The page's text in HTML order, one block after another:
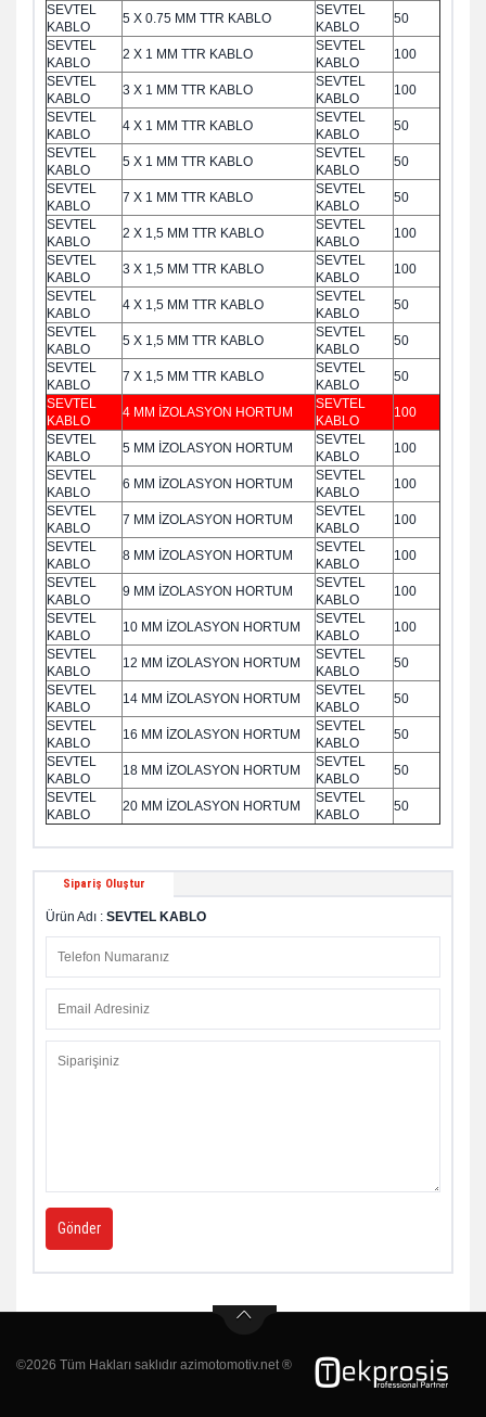
SEVTEL
KABLO
5 X 0.75 MM TTR KABLO
SEVTEL
KABLO
50
SEVTEL
KABLO
2 X 1 MM TTR KABLO
SEVTEL
KABLO
100
SEVTEL
KABLO
3 X 1 MM TTR KABLO
SEVTEL
KABLO
100
SEVTEL
KABLO
4 X 1 MM TTR KABLO
SEVTEL
KABLO
50
SEVTEL
KABLO
5 X 1 MM TTR KABLO
SEVTEL
KABLO
50
SEVTEL
KABLO
7 X 1 MM TTR KABLO
SEVTEL
KABLO
50
SEVTEL
KABLO
2 X 1,5 MM TTR KABLO
SEVTEL
KABLO
100
SEVTEL
KABLO
3 X 1,5 MM TTR KABLO
SEVTEL
KABLO
100
SEVTEL
KABLO
4 X 1,5 MM TTR KABLO
SEVTEL
KABLO
50
SEVTEL
KABLO
5 X 1,5 MM TTR KABLO
SEVTEL
KABLO
50
SEVTEL
KABLO
7 X 1,5 MM TTR KABLO
SEVTEL
KABLO
50
SEVTEL
KABLO
4 MM İZOLASYON HORTUM
SEVTEL
KABLO
100
SEVTEL
KABLO
5 MM İZOLASYON HORTUM
SEVTEL
KABLO
100
SEVTEL
KABLO
6 MM İZOLASYON HORTUM
SEVTEL
KABLO
100
SEVTEL
KABLO
7 MM İZOLASYON HORTUM
SEVTEL
KABLO
100
SEVTEL
KABLO
8 MM İZOLASYON HORTUM
SEVTEL
KABLO
100
SEVTEL
KABLO
9 MM İZOLASYON HORTUM
SEVTEL
KABLO
100
SEVTEL
KABLO
10 MM İZOLASYON HORTUM
SEVTEL
KABLO
100
SEVTEL
KABLO
12 MM İZOLASYON HORTUM
SEVTEL
KABLO
50
SEVTEL
KABLO
14 MM İZOLASYON HORTUM
SEVTEL
KABLO
50
SEVTEL
KABLO
16 MM İZOLASYON HORTUM
SEVTEL
KABLO
50
SEVTEL
KABLO
18 MM İZOLASYON HORTUM
SEVTEL
KABLO
50
SEVTEL
KABLO
20 MM İZOLASYON HORTUM
SEVTEL
KABLO
50
Sipariş Oluştur
Ürün Adı : SEVTEL KABLO
©2026 Tüm Hakları saklıdır azimotomotiv.net ®